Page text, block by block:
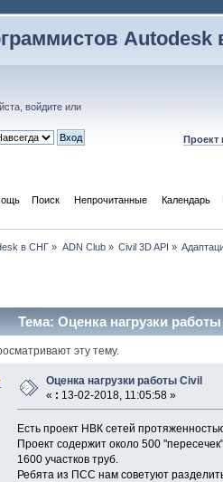
Autodesk
войдите или
Проект
Поиск Непрочитанные Календарь
в СНГ » ADN Club» Civil 3D API »
Тема: Оценка нагрузки
эту тему.
Оценка нагрузки работы Civil
« : 13-02-2018, 11:05:58 »
Есть проект НВК сетей
Проект содержит около 500 "пересечек"
1600 участков труб.
Ребята из ПСС нам советуют